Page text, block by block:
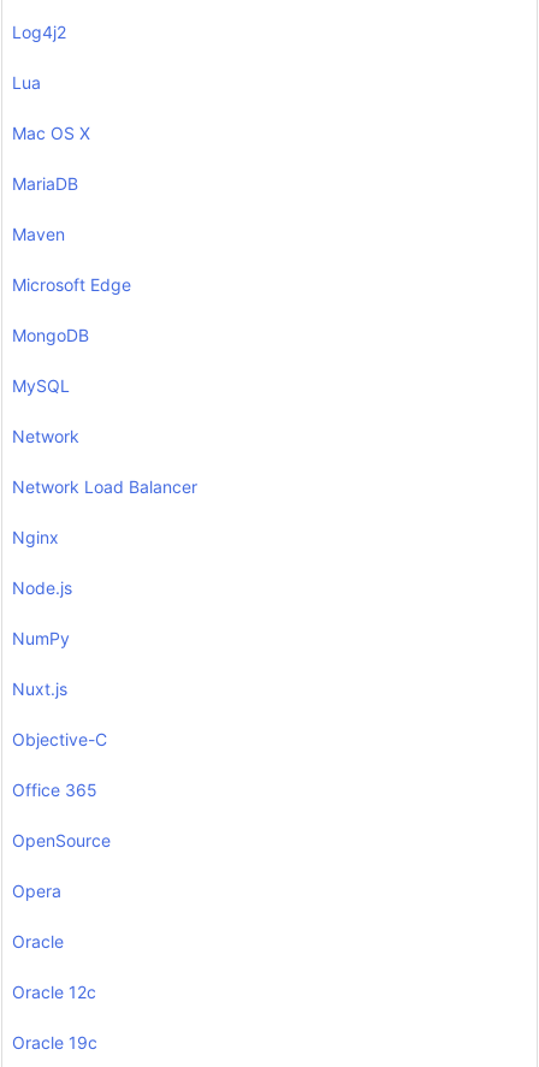
Log4j2
Lua
Mac OS X
MariaDB
Maven
Microsoft Edge
MongoDB
MySQL
Network
Network Load Balancer
Nginx
Node.js
NumPy
Nuxt.js
Objective-C
Office 365
OpenSource
Opera
Oracle
Oracle 12c
Oracle 19c